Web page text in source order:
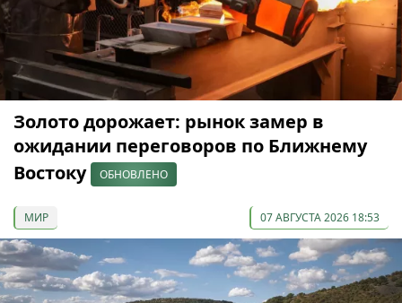
Золото дорожает: рынок замер в
ожидании переговоров по Ближнему
Востоку
ОБНОВЛЕНО
МИР 07 АВГУСТА 2026 18:53